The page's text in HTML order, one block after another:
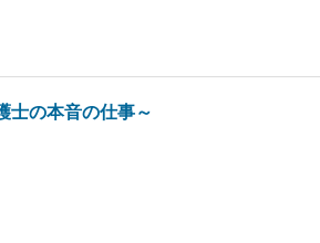
士の本音の仕事～